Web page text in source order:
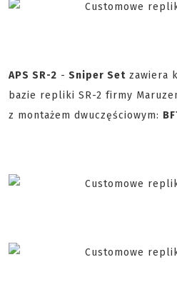
APS SR-2 - Sniper Set zawiera
bazie repliki SR-2 firmy
z montażem dwuczęściowym: